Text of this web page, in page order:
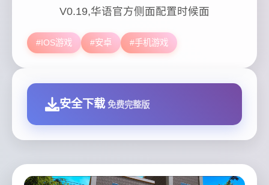
V0.19,华语官方侧面配置时候面
#IOS游戏 #安卓 #手机游戏
安全下载 免费完整版